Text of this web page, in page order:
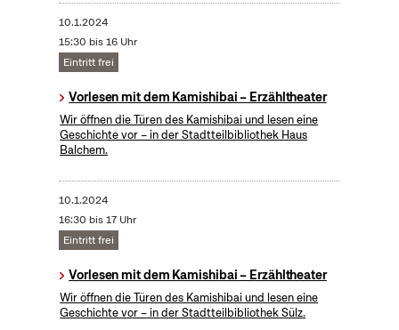
10.1.2024
15:30 bis 16 Uhr
Eintritt frei
Vorlesen mit dem Kamishibai – Erzähltheater
Wir öffnen die Türen des Kamishibai und lesen eine
Geschichte vor – in der Stadtteilbibliothek Haus
Balchem.
10.1.2024
16:30 bis 17 Uhr
Eintritt frei
Vorlesen mit dem Kamishibai – Erzähltheater
Wir öffnen die Türen des Kamishibai und lesen eine
Geschichte vor – in der Stadtteilbibliothek Sülz.